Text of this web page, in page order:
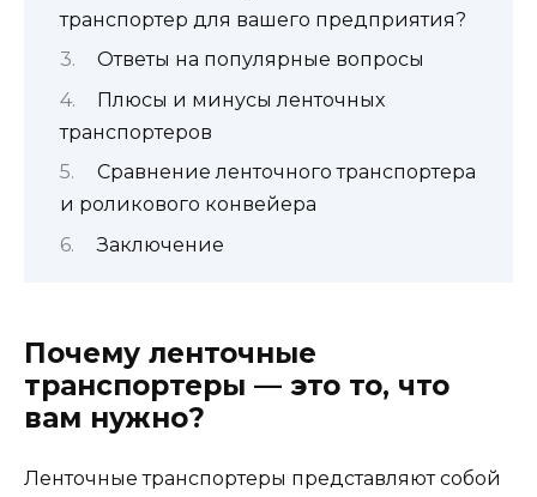
транспортер для вашего предприятия?
Ответы на популярные вопросы
Плюсы и минусы ленточных
транспортеров
Сравнение ленточного транспортера
и роликового конвейера
Заключение
Почему ленточные
транспортеры — это то, что
вам нужно?
Ленточные транспортеры представляют собой